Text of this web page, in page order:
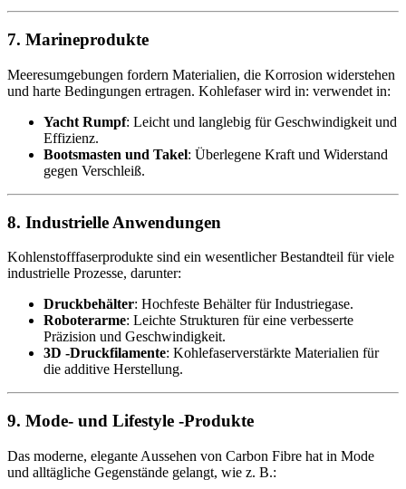
7. Marineprodukte
Meeresumgebungen fordern Materialien, die Korrosion widerstehen
und harte Bedingungen ertragen. Kohlefaser wird in: verwendet in:
Yacht Rumpf: Leicht und langlebig für Geschwindigkeit und
Effizienz.
Bootsmasten und Takel: Überlegene Kraft und Widerstand
gegen Verschleiß.
8. Industrielle Anwendungen
Kohlenstofffaserprodukte sind ein wesentlicher Bestandteil für viele
industrielle Prozesse, darunter:
Druckbehälter: Hochfeste Behälter für Industriegase.
Roboterarme: Leichte Strukturen für eine verbesserte
Präzision und Geschwindigkeit.
3D -Druckfilamente: Kohlefaserverstärkte Materialien für
die additive Herstellung.
9. Mode- und Lifestyle -Produkte
Das moderne, elegante Aussehen von Carbon Fibre hat in Mode
und alltägliche Gegenstände gelangt, wie z. B.: